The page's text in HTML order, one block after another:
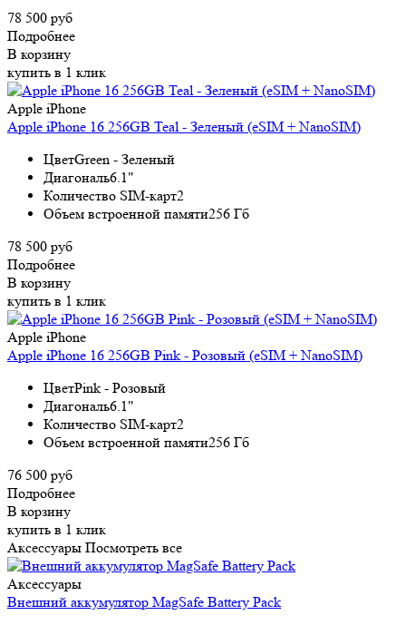
78 500 руб
Подробнее
В корзину
купить в 1 клик
Apple iPhone
Apple iPhone 16 256GB Teal - Зеленый (eSIM + NanoSIM)
ЦветGreen - Зеленый
Диагональ6.1"
Количество SIM-карт2
Объем встроенной памяти256 Гб
78 500 руб
Подробнее
В корзину
купить в 1 клик
Apple iPhone
Apple iPhone 16 256GB Pink - Розовый (eSIM + NanoSIM)
ЦветPink - Розовый
Диагональ6.1"
Количество SIM-карт2
Объем встроенной памяти256 Гб
76 500 руб
Подробнее
В корзину
купить в 1 клик
Аксессуары Посмотреть все
Аксессуары
Внешний аккумулятор MagSafe Battery Pack